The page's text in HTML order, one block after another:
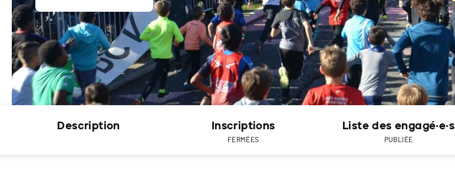
Description Inscriptions
FERMÉES
Liste des engagé·e·s
PUBLIÉE